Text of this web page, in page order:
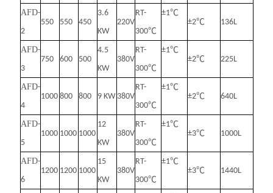
AFD-
2
550 550 450
3.6
KW
220V
RT-
300℃
±1℃
±2℃
136L
AFD-
3
750 600 500
4.5
KW
380V
RT-
300℃
±1℃
±2℃
225L
AFD-
4
1000 800 800 9 KW 380V
RT-
300℃
±1℃
±2℃
640L
AFD-
5
1000 1000 1000
12
KW
380V
RT-
300℃
±1℃
±3℃
1000L
AFD-
6
1200 1200 1000
15
KW
380V
RT-
300℃
±1℃
±3℃
1440L